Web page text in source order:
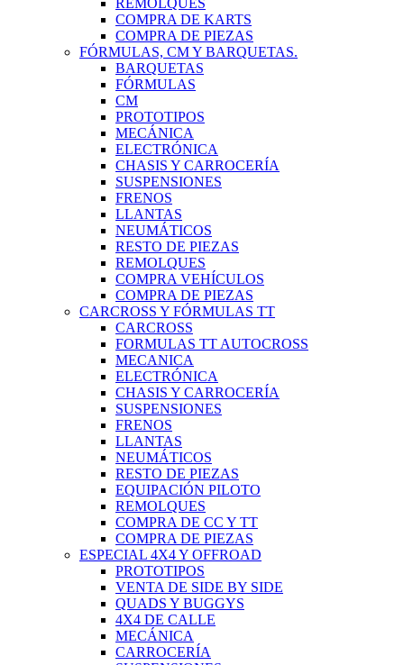
REMOLQUES
COMPRA DE KARTS
COMPRA DE PIEZAS
FÓRMULAS, CM Y BARQUETAS.
BARQUETAS
FÓRMULAS
CM
PROTOTIPOS
MECÁNICA
ELECTRÓNICA
CHASIS Y CARROCERÍA
SUSPENSIONES
FRENOS
LLANTAS
NEUMÁTICOS
RESTO DE PIEZAS
REMOLQUES
COMPRA VEHÍCULOS
COMPRA DE PIEZAS
CARCROSS Y FÓRMULAS TT
CARCROSS
FORMULAS TT AUTOCROSS
MECANICA
ELECTRÓNICA
CHASIS Y CARROCERÍA
SUSPENSIONES
FRENOS
LLANTAS
NEUMÁTICOS
RESTO DE PIEZAS
EQUIPACIÓN PILOTO
REMOLQUES
COMPRA DE CC Y TT
COMPRA DE PIEZAS
ESPECIAL 4X4 Y OFFROAD
PROTOTIPOS
VENTA DE SIDE BY SIDE
QUADS Y BUGGYS
4X4 DE CALLE
MECÁNICA
CARROCERÍA